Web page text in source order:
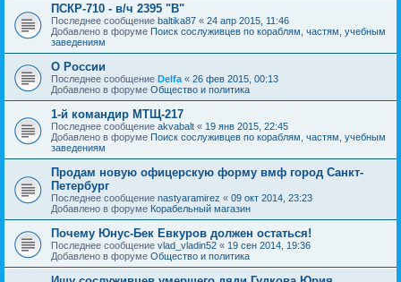
ПСКР-710 - в/ч 2395 "В"
Последнее сообщение baltika87 « 24 апр 2015, 11:46
Добавлено в форуме Поиск сослуживцев по кораблям, частям, учебным
заведениям
О России
Последнее сообщение Delfa « 26 фев 2015, 00:13
Добавлено в форуме Общество и политика
1-й командир МТЩ-217
Последнее сообщение akvabalt « 19 янв 2015, 22:45
Добавлено в форуме Поиск сослуживцев по кораблям, частям, учебным
заведениям
Продам новую офицерскую форму вмф город Санкт-
Петербург
Последнее сообщение nastyaramirez « 09 окт 2014, 23:23
Добавлено в форуме Корабельный магазин
Почему Юнус-Бек Евкуров должен остаться!
Последнее сообщение vlad_vladin52 « 19 сен 2014, 19:36
Добавлено в форуме Общество и политика